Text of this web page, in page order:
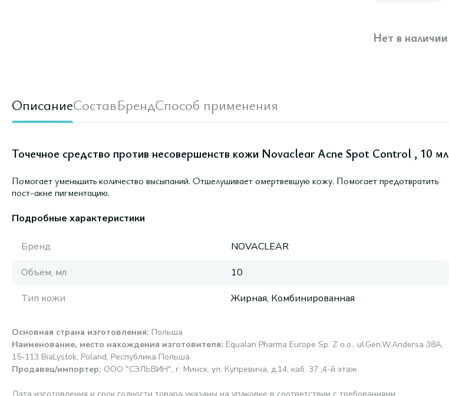
Нет в наличии
ОписаниеСоставБрендСпособ применения
Точечное средство против несовершенств кожи Novaclear Acne Spot Control , 10 мл
Помогает уменьшить количество высыпаний. Отшелушивает омертвевшую кожу. Помогает предотвратить
пост-акне пигментацию.
Подробные характеристики
Бренд
NOVACLEAR
Объем, мл
10
Тип кожи
Жирная, Комбинированная
Основная страна изготовления: Польша
Наименование, место нахождения изготовителя: Equalan Pharma Europe Sp. Z o.o., ul.Gen.W.Andersa 38A,
15-113 BiaLystok, Poland, Республика Польша
Продавец/импортер: ООО "СЭЛЬВИН", г. Минск, ул. Купревича, д.14, каб. 37 ,4-й этаж